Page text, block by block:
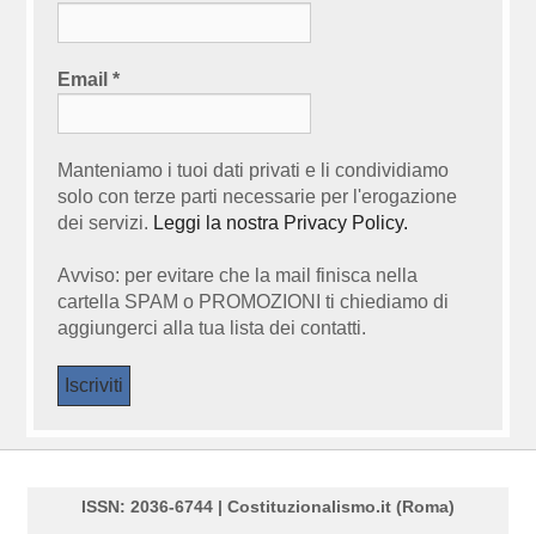
Email*
Manteniamo i tuoi dati privati e li condividiamo
solo con terze parti necessarie per l'erogazione
dei servizi. Leggi la nostra Privacy Policy.
Avviso: per evitare che la mail finisca nella
cartella SPAM o PROMOZIONI ti chiediamo di
aggiungerci alla tua lista dei contatti.
ISSN: 2036-6744 | Costituzionalismo.it (Roma)